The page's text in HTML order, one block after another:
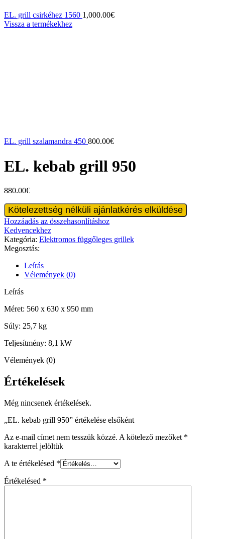
EL. grill csirkéhez 1560 1,000.00€
Vissza a termékekhez
EL. grill szalamandra 450 800.00€
EL. kebab grill 950
880.00€
EL.
kebab
grill
950
mennyiség
Kötelezettség nélküli ajánlatkérés elküldése
Hozzáadás az összehasonlításhoz
Kedvencekhez
Kategória: Elektromos függőleges grillek
Megosztás:
Leírás
Vélemények (0)
Leírás
Méret: 560 x 630 x 950 mm
Súly: 25,7 kg
Teljesítmény: 8,1 kW
Vélemények (0)
Értékelések
Még nincsenek értékelések.
„EL. kebab grill 950” értékelése elsőként
Az e-mail címet nem tesszük közzé. A kötelező mezőket *
karakterrel jelöltük
A te értékelésed *
Értékelésed *